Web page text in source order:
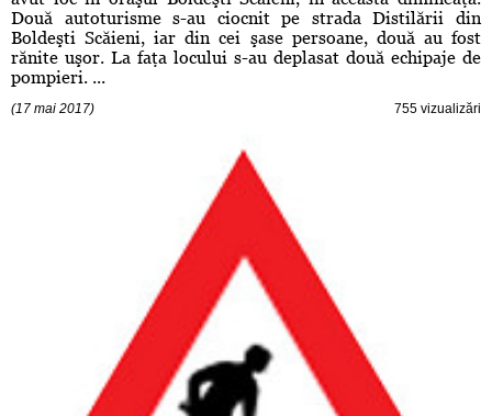
Două autoturisme s-au ciocnit pe strada Distilării din
Boldeşti Scăieni, iar din cei şase persoane, două au fost
rănite uşor. La faţa locului s-au deplasat două echipaje de
pompieri. ...
(17 mai 2017) 755 vizualizări